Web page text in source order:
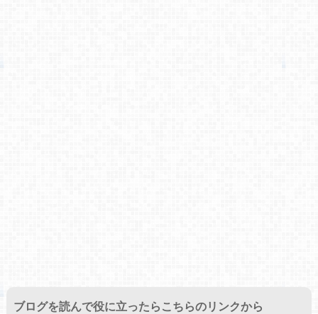
ブログを読んで役に立ったらこちらのリンクから